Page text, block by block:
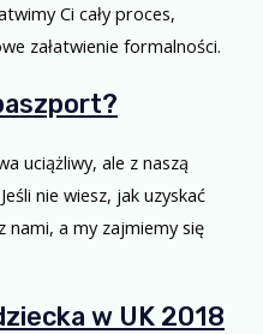
Ci cały proces,
załatwienie formalności.
uciążliwy, ale z naszą
nie wiesz, jak uzyskać
a my zajmiemy się
w UK 2018